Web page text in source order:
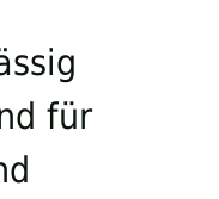
für